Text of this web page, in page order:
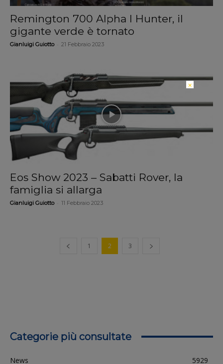
Remington 700 Alpha I Hunter, il
gigante verde è tornato
Gianluigi Guiotto 21 Febbraio 2023
Eos Show 2023 – Sabatti Rover, la
famiglia si allarga
Gianluigi Guiotto 11 Febbraio 2023
1 2 3
Categorie più consultate
News
5929
×